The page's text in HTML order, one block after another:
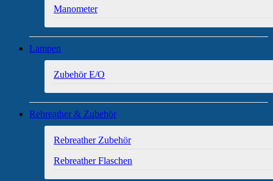
Manometer
Lampen
Zubehör E/O
Rebreather & Zubehör
Rebreather Zubehör
Rebreather Flaschen